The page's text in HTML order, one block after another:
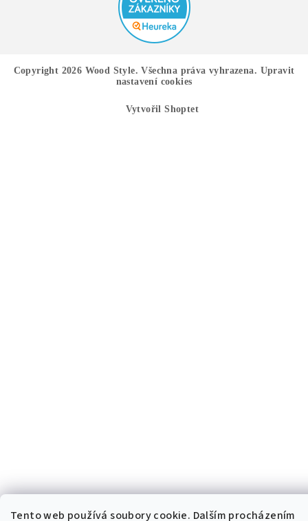
Tento web používá soubory cookie. Dalším procházením
Copyright 2026 Wood Style. Všechna práva vyhrazena. Upravit
nastavení cookies
Vytvořil Shoptet